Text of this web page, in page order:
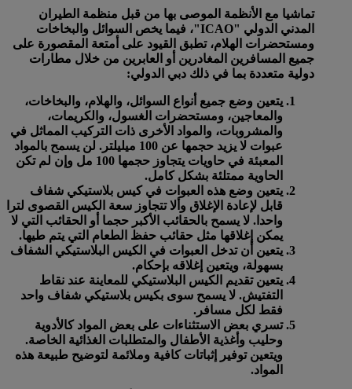
تماشيا مع الأنظمة الموصى بها من قبل منظمة الطيران
المدني الدولي "ICAO"، فيما يخص السوائل والبخاخات
ومستحضرات الهلام، تطبق القيود على أمتعة المقصورة على
جميع المسافرين المغادرين أو العابرين من خلال مطارات
دولية متعددة بما في ذلك دبي الدولي:
يتعين وضع جميع أنواع السوائل، والهلام، والبخاخات،
والمعاجين، ومستحضرات الغسول، والكريمات،
والمشروبات، والمواد الأخرى ذات التركيب المماثل في
عبوات لا يزيد حجمها عن 100 ميليلتر
. لن يسمح بالمواد
المعبئة في حاويات يتجاوز حجمها 100 مل وإن لم تكن
الحاوية ممتلئة بشكل كامل.
يتعين وضع هذه العبوات في كيس بلاستيكي شفاف
قابل لإعادة الإغلاق وألا تتجاوز سعة الكيس القصوى لترا
واحدا . لا يسمح بالحقائب الأكبر حجما أو الحقائب التي لا
يمكن إغلاقها مثل حقائب حفظ الطعام التي يتم طيها.
يتعين أن تدخل العبوات في الكيس البلاستيكي الشفاف
بسهولة، ويتعين إغلاقه بإحكام.
يتعين تقديم الكيس البلاستيكي للمعاينة عند نقاط
التفتيش. لا يسمح سوى بكيس بلاستيكي شفاف واحد
فقط لكل مسافر.
تسري بعض الاستثناءات على بعض المواد كالأدوية
وحليب وأغذية الأطفال والمتطلبات الغذائية الخاصة.
ويتعين توفير إثباتات كافية وملائمة لتوضيح طبيعة هذه
المواد.